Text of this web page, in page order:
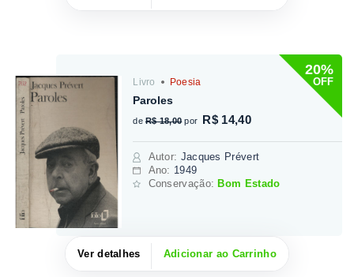
20%
OFF
Livro Poesia
Paroles
de R$ 18,00 por R$ 14,40
Autor: Jacques Prévert
Ano: 1949
Conservação:Bom Estado
Ver detalhes Adicionar ao Carrinho